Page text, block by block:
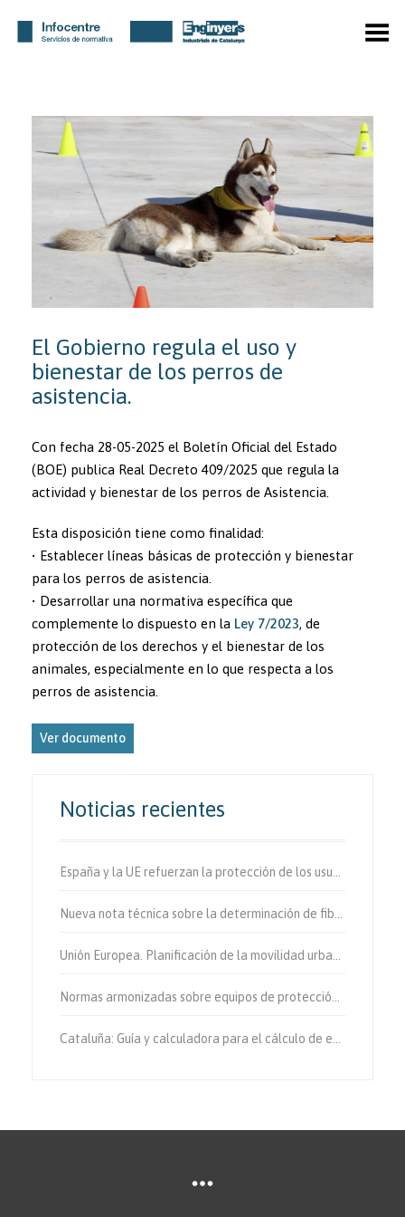
Menú
El Gobierno regula el uso y
bienestar de los perros de
asistencia.
Con fecha 28-05-2025 el Boletín Oficial del Estado
(BOE) publica Real Decreto 409/2025 que regula la
actividad y bienestar de los perros de Asistencia.
Esta disposición tiene como finalidad:
• Establecer líneas básicas de protección y bienestar
para los perros de asistencia.
• Desarrollar una normativa específica que
complemente lo dispuesto en la Ley 7/2023, de
protección de los derechos y el bienestar de los
animales, especialmente en lo que respecta a los
perros de asistencia.
Ver documento
Noticias recientes
España y la UE refuerzan la protección de los usuarios vulnerables de la vía.
Nueva nota técnica sobre la determinación de fibras de amianto en aire
Unión Europea. Planificación de la movilidad urbana sostenible.
Normas armonizadas sobre equipos de protección individual.
Cataluña: Guía y calculadora para el cálculo de emisiones de gases de efecto invernadero.